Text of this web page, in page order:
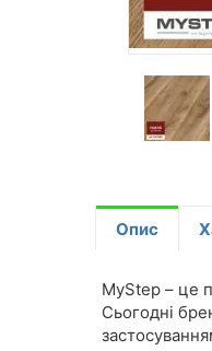
Опис
MyStep – це
Сьогодні